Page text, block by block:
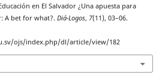
en El Salvador ¿Una apuesta para
A bet for what?. Diá-Logos, 7(11), 03–06.
ojs/index.php/dl/article/view/182